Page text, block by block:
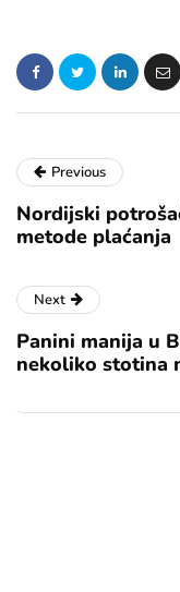
Previous
Nordijski
metode plaćanja
Next
Panini manija u
nekoliko stotina